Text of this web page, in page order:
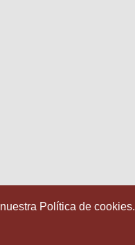
Política de cookies.